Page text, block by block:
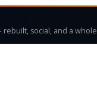
social, and a